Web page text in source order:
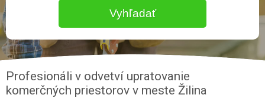
Profesionáli v odvetví upratovanie
komerčných priestorov v meste Žilina